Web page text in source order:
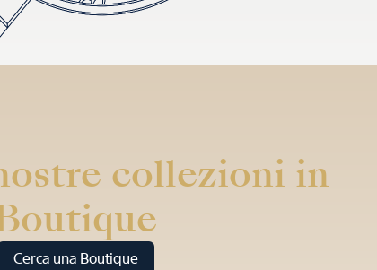
collezioni in
Cerca una Boutique